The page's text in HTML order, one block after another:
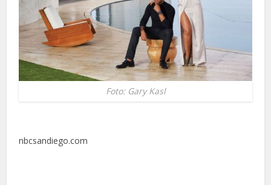
Foto: Gary Kasl
nbcsandiego.com